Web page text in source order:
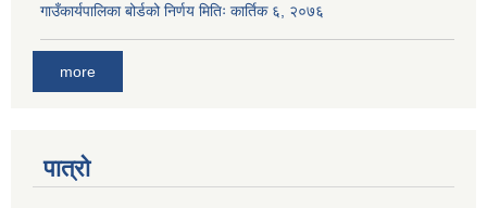
गाउँकार्यपालिका बोर्डको निर्णय मितिः कार्तिक ६, २०७६
more
पात्रो